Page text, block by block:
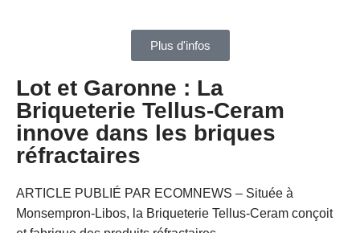
Plus d'infos
Lot et Garonne : La
Briqueterie Tellus-Ceram
innove dans les briques
réfractaires
ARTICLE PUBLIÉ PAR ECOMNEWS – Située à
Monsempron-Libos, la Briqueterie Tellus-Ceram conçoit